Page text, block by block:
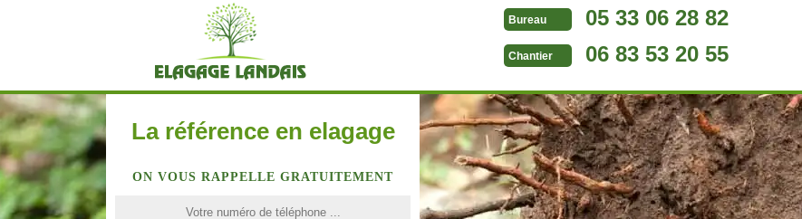
Bureau 05 33 06 28 82
Chantier 06 83 53 20 55
La référence en elagage
ON VOUS RAPPELLE GRATUITEMENT